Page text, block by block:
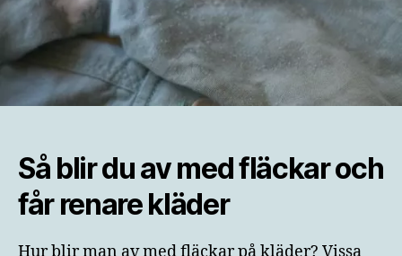
Så blir du av med fläckar och
får renare kläder
Hur blir man av med fläckar på kläder? Vissa